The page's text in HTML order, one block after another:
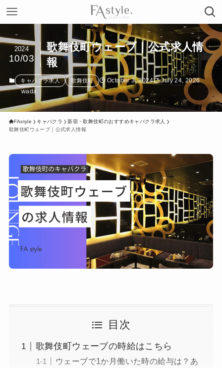
歌舞伎町ウェーブ｜公式求人情
報
2024
10/03
キャバクラ求人 歌舞伎町 October 3, 2024
July 24, 2026
wada
FAstyle キャバクラ
新宿・歌舞伎町のおすすめキャバクラ求人
歌舞伎町ウェーブ｜公式求人情報
目次
歌舞伎町ウェーブの時給はこちら
ウェーブで1か月働いた時の給与は？あ